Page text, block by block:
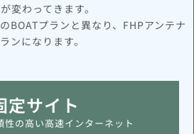
変わってきます。
BOATプランと異なり、FHPアンテナ
ンになります。
定サイト
性の高い高速インターネット